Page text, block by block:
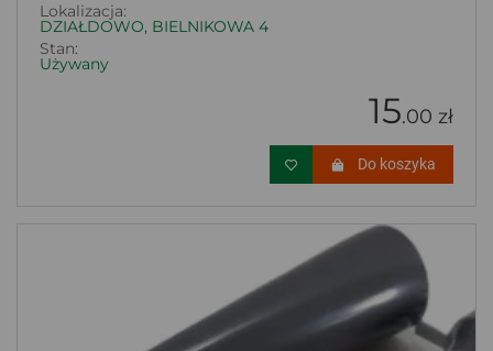
Lokalizacja:
DZIAŁDOWO, BIELNIKOWA 4
Stan:
Używany
15.00 zł
Do koszyka